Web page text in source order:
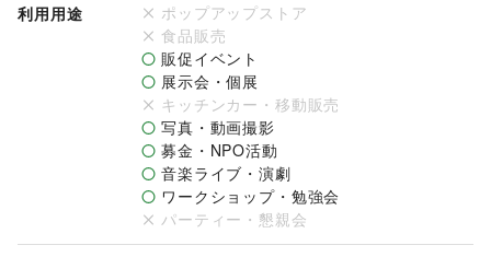
利用用途
ポップアップストア
食品販売
販促イベント
展示会・個展
キッチンカー・移動販売
写真・動画撮影
募金・NPO活動
音楽ライブ・演劇
ワークショップ・勉強会
パーティー・懇親会